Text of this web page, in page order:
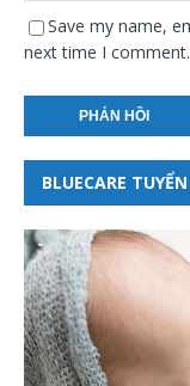
Save my name,
next time I comment.
BLUECARE